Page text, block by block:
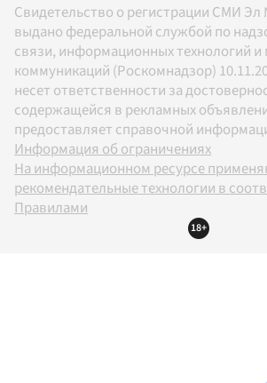
Свидетельство о регистрации СМИ
выдано федеральной службой по
связи, информационных технологий и
коммуникаций (Роскомнадзор)
несет ответственности за
содержащейся в рекламных
предоставляет справочной
Информация об ограничениях
На информационном ресурсе
рекомендательные технологии в
Правилами
18+